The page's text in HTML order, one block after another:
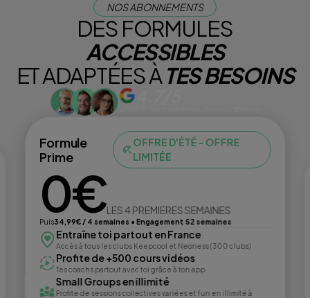
NOS ABONNEMENTS
DES FORMULES
ACCESSIBLES
ET ADAPTÉES ÀTES BESOINS
Formule
Prime
OFFRE D'ÉTÉ - OFFRE
LIMITÉE
0€LES 4 PREMIERES SEMAINES
Puis34,99€ / 4 semaines • Engagement 52 semaines
Entraîne toi partout en France
Accès à tous les clubs Keepcool et Neoness (300 clubs)
Profite de +500 cours vidéos
Tes coachs partout avec toi grâce à ton app
Small Groups en illimité
Profite de sessions collectives variées et fun en illimité à